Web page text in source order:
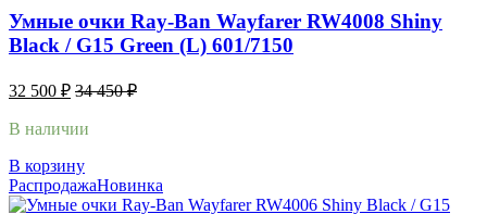
Умные очки Ray-Ban Wayfarer RW4008 Shiny
Black / G15 Green (L) 601/7150
32 500 ₽ 34 450₽
В наличии
В корзину
РаспродажаНовинка